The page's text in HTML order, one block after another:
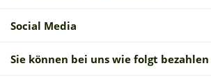
Social Media
Sie können bei uns wie folgt bezahlen